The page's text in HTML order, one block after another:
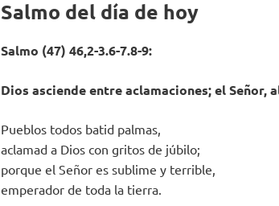
Salmo del día de hoy
Salmo (47) 46,2-3.6-7.8-9:
Dios asciende entre aclamaciones; el Señor,
Pueblos todos batid palmas,
aclamad a Dios con gritos de júbilo;
porque el Señor es sublime y terrible,
emperador de toda la tierra.